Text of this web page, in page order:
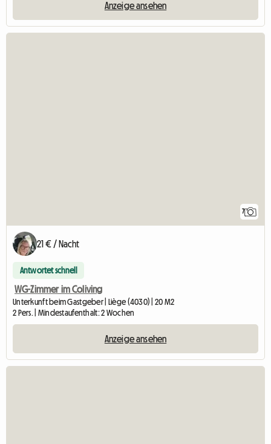
Anzeige ansehen
7
21 € / Nacht
Antwortet schnell
WG-Zimmer im Coliving
Unterkunft beim Gastgeber | Liège (4030) | 20 M2
2 Pers. | Mindestaufenthalt: 2 Wochen
Anzeige ansehen